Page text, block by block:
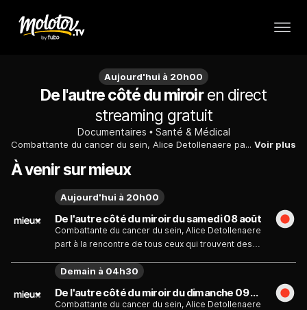
Aujourd'hui à 20h00
De l'autre côté du miroiren direct
streaming gratuit
Documentaires Santé & Médical
Combattante du cancer du sein, Alice Detollenaere part à la rencontre de tous ceux qui trouvent des solutions pour améliorer l'image de soi lorsque l'on affronte une maladie. Voir plus
À venir sur mieux
De l'autre côté du miroir du samedi 08 août
Combattante du cancer du sein, Alice Detollenaere
part à la rencontre de tous ceux qui trouvent des
l'on affronte une maladie.
Aujourd'hui à 20h00
De l'autre côté du miroir du dimanche 09 août
Combattante du cancer du sein, Alice Detollenaere
Demain à 04h30